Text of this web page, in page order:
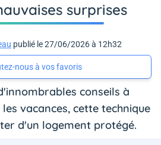
surprises
publié le 27/06/2026 à 12h32
nous à vos favoris
conseils à
vacances, cette technique
d'un logement protégé.